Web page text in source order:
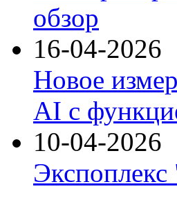
обзор
16-04-2026
Новое
AI с
10-04-2026